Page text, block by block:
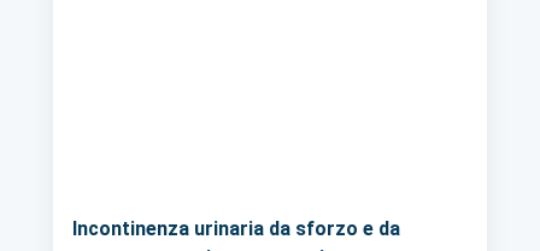
Incontinenza urinaria da sforzo e da